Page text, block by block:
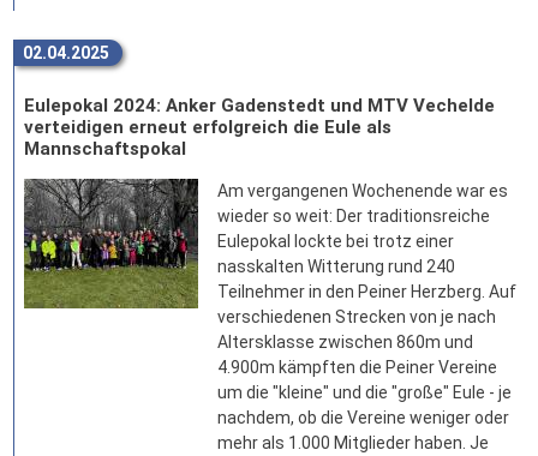
02.04.2025
Eulepokal 2024: Anker Gadenstedt und MTV Vechelde
verteidigen erneut erfolgreich die Eule als
Mannschaftspokal
Am vergangenen Wochenende war es
wieder so weit: Der traditionsreiche
Eulepokal lockte bei trotz einer
nasskalten Witterung rund 240
Teilnehmer in den Peiner Herzberg. Auf
verschiedenen Strecken von je nach
Altersklasse zwischen 860m und
4.900m kämpften die Peiner Vereine
um die "kleine" und die "große" Eule - je
nachdem, ob die Vereine weniger oder
mehr als 1.000 Mitglieder haben. Je